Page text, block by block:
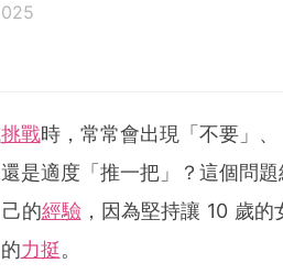
挑戰時，常常會出現「不要」
是適度「推一把」？這個問
的經驗 ，因為堅持讓 10 歲
力挺。